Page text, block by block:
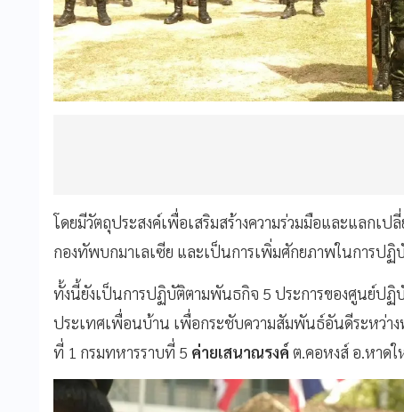
โดยมีวัตถุประสงค์เพื่อเสริมสร้างความร่วมมือและแลกเ
กองทัพบกมาเลเซีย และเป็นการเพิ่มศักยภาพในการปฏิ
ทั้งนี้ยังเป็นการปฏิบัติตามพันธกิจ 5 ประการของศูนย์ปฏิ
ประเทศเพื่อนบ้าน เพื่อกระชับความสัมพันธ์อันดีระหว่า
ที่ 1 กรมทหารราบที่ 5 ค่ายเสนาณรงค์ ต.คอหงส์ อ.หาด